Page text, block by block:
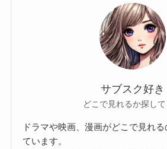
サブスク好き
どこで見れるか探し
ドラマや映画、漫画がどこで見れ
ています。